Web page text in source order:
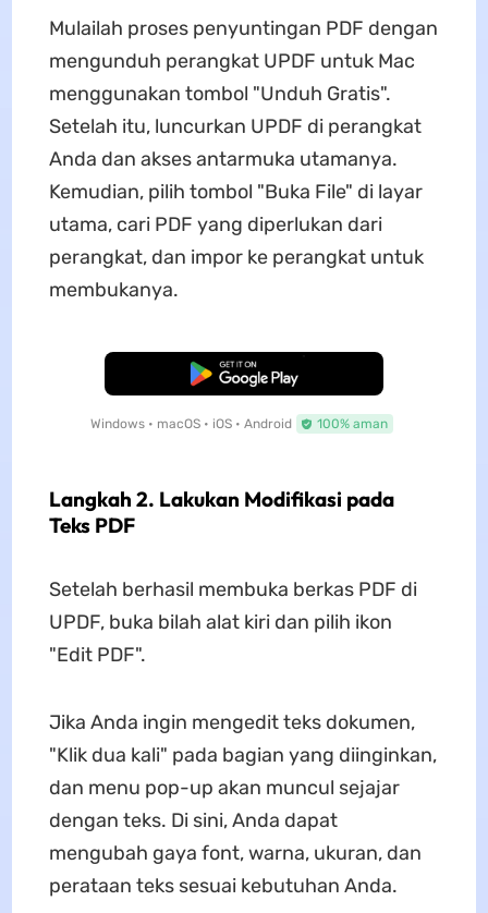
Mulailah proses penyuntingan PDF dengan
mengunduh perangkat UPDF untuk Mac
menggunakan tombol "Unduh Gratis".
Setelah itu, luncurkan UPDF di perangkat
Anda dan akses antarmuka utamanya.
Kemudian, pilih tombol "Buka File" di layar
utama, cari PDF yang diperlukan dari
perangkat, dan impor ke perangkat untuk
membukanya.
Unduh Gratis
Windows • macOS • iOS • Android 100% aman
Langkah 2. Lakukan Modifikasi pada
Teks PDF
Setelah berhasil membuka berkas PDF di
UPDF, buka bilah alat kiri dan pilih ikon
"Edit PDF".
Jika Anda ingin mengedit teks dokumen,
"Klik dua kali" pada bagian yang diinginkan,
dan menu pop-up akan muncul sejajar
dengan teks. Di sini, Anda dapat
mengubah gaya font, warna, ukuran, dan
perataan teks sesuai kebutuhan Anda.